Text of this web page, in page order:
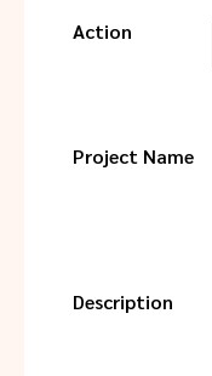
Action
Project Name
Description